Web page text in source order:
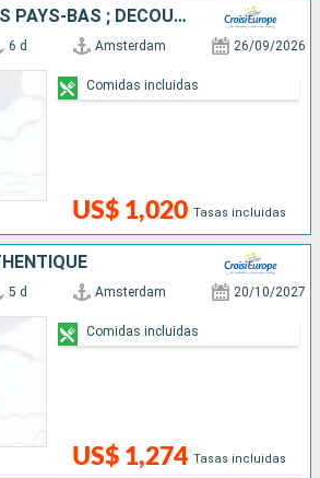
PETITS BIJOUX DES PAYS-BAS ; DÉCOUVREZ DES TRÉSORS CACHÉS AU CHARME UNIQUE
6 d Amsterdam 26/09/2026
US$ 1,020 Tasas incluidas
Comidas incluidas
5 d Amsterdam 20/10/2027
US$ 1,274 Tasas incluidas
Comidas incluidas